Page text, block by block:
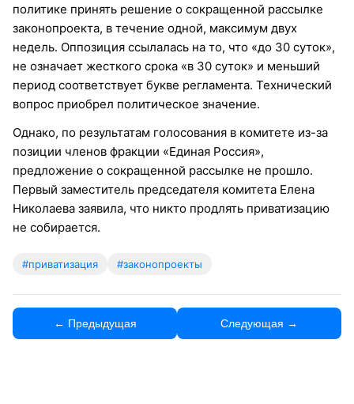
политике принять решение о сокращенной рассылке
законопроекта, в течение одной, максимум двух
недель. Оппозиция ссылалась на то, что «до 30 суток»,
не означает жесткого срока «в 30 суток» и меньший
период соответствует букве регламента. Технический
вопрос приобрел политическое значение.
Однако, по результатам голосования в комитете из-за
позиции членов фракции «Единая Россия»,
предложение о сокращенной рассылке не прошло.
Первый заместитель председателя комитета Елена
Николаева заявила, что никто продлять приватизацию
не собирается.
#приватизация #законопроекты
← Предыдущая Следующая →